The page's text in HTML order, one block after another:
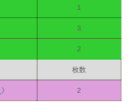
1
3
2
枚数
》 2